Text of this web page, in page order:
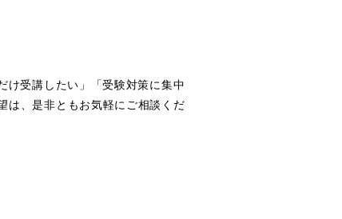
け受講したい」「受験対策に集中
は、是非ともお気軽にご相談くだ